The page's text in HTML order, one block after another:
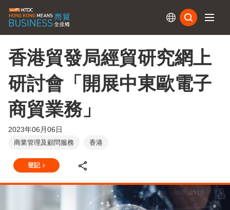
香港貿發局經貿研究網上
研討會「開展中東歐電子
商貿業務」
2023年06月06日
商業管理及顧問服務 香港
登記